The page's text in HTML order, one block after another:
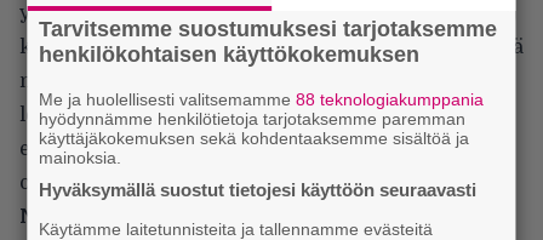
yhteen soppii, ainakin jos tykkää
kansanmusiikkisomisteisesta… no, mitä menoa tämä
nyt on. Kumminkin,
levyn julkaissut kaksikko kehuu toisiaan niin
estottomasti, että melkein tekisi mainita huoneen
ottamisesta.
Nightwish
Tarvitsemme suostumuksesi tarjotaksemme
henkilökohtaisen käyttökokemuksen
Me ja huolellisesti valitsemamme88 teknologiakumppania
hyödynnämme henkilötietoja tarjotaksemme paremman
käyttäjäkokemuksen sekä kohdentaaksemme sisältöä ja
mainoksia.
Hyväksymällä suostut tietojesi käyttöön seuraavasti
Käytämme laitetunnisteita ja tallennamme evästeitä